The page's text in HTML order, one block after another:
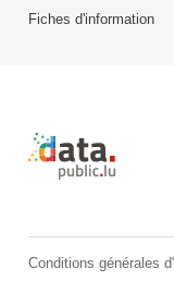
Fiches d'information
Retour à
Conditions générales